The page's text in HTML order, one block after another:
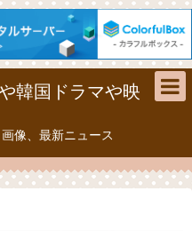
韓国ドラマや映
像、最新ニュース